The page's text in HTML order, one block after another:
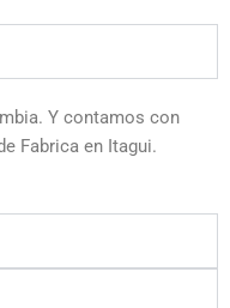
Y contamos con
Fabrica en Itagui.